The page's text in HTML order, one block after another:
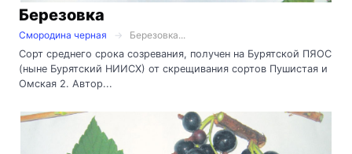
Березовка
Смородина черная
Березовка...
Сорт среднего срока созревания, получен на Бурятской ПЯОС
(ныне Бурятский НИИСХ) от скрещивания сортов Пушистая и
Омская 2. Автор...